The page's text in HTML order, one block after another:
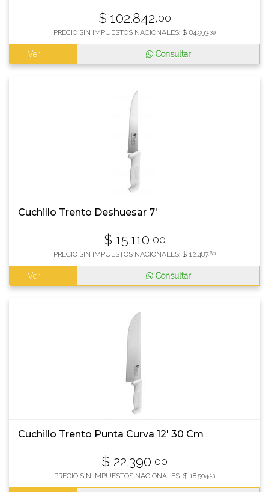
$ 102.842,00
PRECIO SIN IMPUESTOS NACIONALES: $ 84.993 ,39
Ver Consultar
Cuchillo Trento Deshuesar 7'
$ 15.110,00
PRECIO SIN IMPUESTOS NACIONALES: $ 12.487,60
Ver Consultar
Cuchillo Trento Punta Curva 12' 30 Cm
$ 22.390,00
PRECIO SIN IMPUESTOS NACIONALES: $ 18.504,13